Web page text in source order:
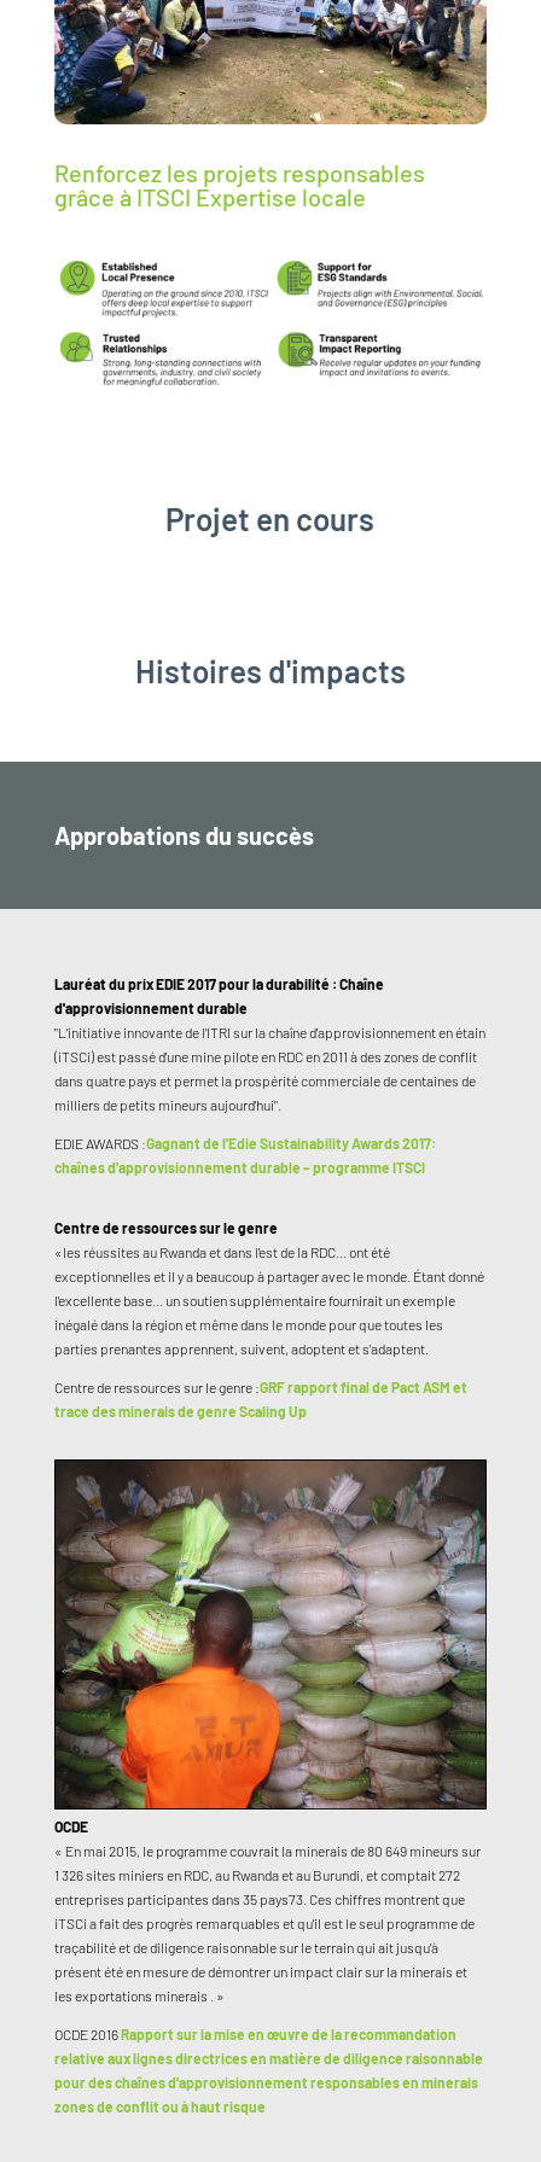
Renforcez les projets responsables
grâce à ITSCI Expertise locale
Projet en cours
Histoires d'impacts
Approbations du succès
Lauréat du prix EDIE 2017 pour la durabilité : Chaîne
d'approvisionnement durable
"L'initiative innovante de l'ITRI sur la chaîne d'approvisionnement en étain
(iTSCi) est passé d'une mine pilote en RDC en 2011 à des zones de conflit
dans quatre pays et permet la prospérité commerciale de centaines de
milliers de petits mineurs aujourd'hui".
EDIE AWARDS :Gagnant de l'Edie Sustainability Awards 2017:
chaînes d'approvisionnement durable – programme ITSCI
Centre de ressources sur le genre
«les réussites au Rwanda et dans l'est de la RDC... ont été
exceptionnelles et il y a beaucoup à partager avec le monde. Étant donné
l'excellente base... un soutien supplémentaire fournirait un exemple
inégalé dans la région et même dans le monde pour que toutes les
parties prenantes apprennent, suivent, adoptent et s'adaptent.
Centre de ressources sur le genre :GRF rapport final de Pact ASM et
trace des minerais de genre Scaling Up
OCDE
« En mai 2015, le programme couvrait la minerais de 80 649 mineurs sur
1 326 sites miniers en RDC, au Rwanda et au Burundi, et comptait 272
entreprises participantes dans 35 pays73. Ces chiffres montrent que
iTSCi a fait des progrès remarquables et qu'il est le seul programme de
traçabilité et de diligence raisonnable sur le terrain qui ait jusqu'à
présent été en mesure de démontrer un impact clair sur la minerais et
les exportations minerais . »
OCDE 2016Rapport sur la mise en œuvre de la recommandation
relative aux lignes directrices en matière de diligence raisonnable
pour des chaînes d'approvisionnement responsables en minerais
zones de conflit ou à haut risque